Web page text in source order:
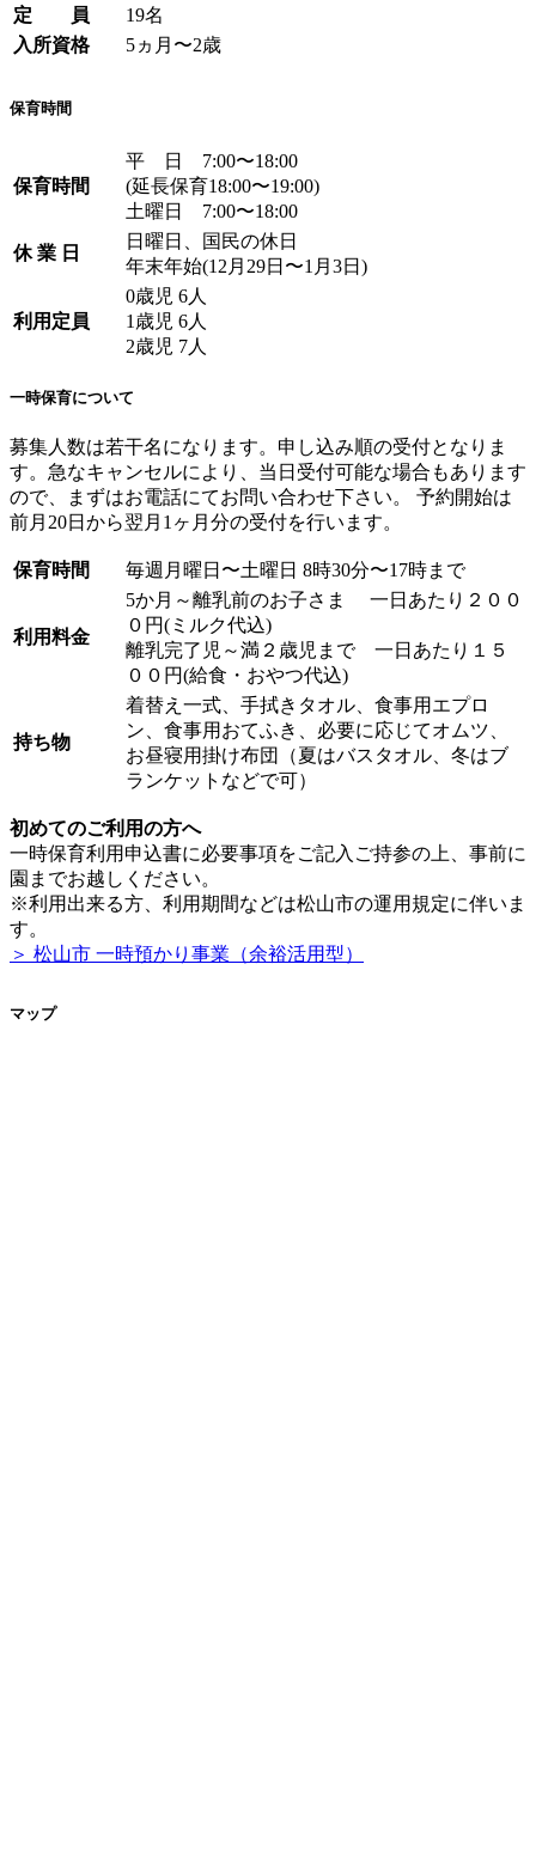
定 員
19名
入所資格
5ヵ月〜2歳
保育時間
保育時間
平 日 7:00〜18:00
(延長保育18:00〜19:00)
土曜日 7:00〜18:00
休 業 日
日曜日、国民の休日
年末年始(12月29日〜1月3日)
利用定員
0歳児 6人
1歳児 6人
2歳児 7人
一時保育について
募集人数は若干名になります。申し込み順の受付となりま
す。急なキャンセルにより、当日受付可能な場合もあります
ので、まずはお電話にてお問い合わせ下さい。 予約開始は
前月20日から翌月1ヶ月分の受付を行います。
保育時間 毎週月曜日〜土曜日 8時30分〜17時まで
利用料金
5か月～離乳前のお子さま 一日あたり２００
０円(ミルク代込)
離乳完了児～満２歳児まで 一日あたり１５
００円(給食・おやつ代込)
持ち物
着替え一式、手拭きタオル、食事用エプロ
ン、食事用おてふき、必要に応じてオムツ、
お昼寝用掛け布団（夏はバスタオル、冬はブ
ランケットなどで可）
初めてのご利用の方へ
一時保育利用申込書に必要事項をご記入ご持参の上、事前に
園までお越しください。
※利用出来る方、利用期間などは松山市の運用規定に伴いま
す。
＞ 松山市 一時預かり事業（余裕活用型）
マップ